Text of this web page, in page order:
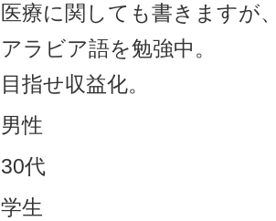
医療に関しても書きますが
アラビア語を勉強中。
目指せ収益化。
男性
30代
学生